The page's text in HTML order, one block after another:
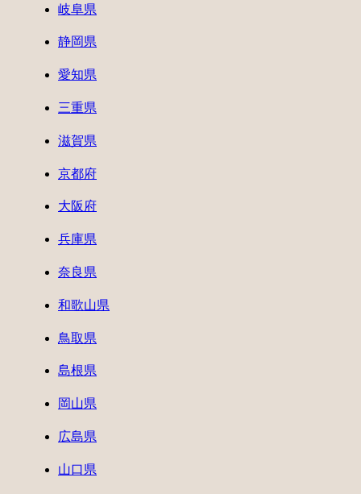
岐阜県
静岡県
愛知県
三重県
滋賀県
京都府
大阪府
兵庫県
奈良県
和歌山県
鳥取県
島根県
岡山県
広島県
山口県